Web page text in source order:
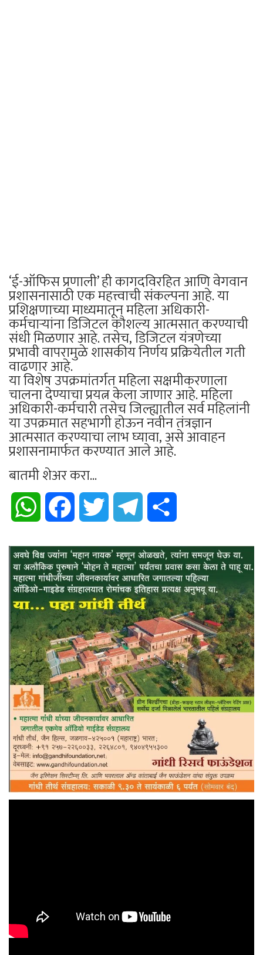
‘ई-ऑफिस प्रणाली’ ही कागदविरहित आणि वेगवान
प्रशासनासाठी एक महत्त्वाची संकल्पना आहे. या
प्रशिक्षणाच्या माध्यमातून महिला अधिकारी-
कर्मचाऱ्यांना डिजिटल कौशल्य आत्मसात करण्याची
संधी मिळणार आहे. तसेच, डिजिटल यंत्रणेच्या
प्रभावी वापरामुळे शासकीय निर्णय प्रक्रियेतील गती
वाढणार आहे.
या विशेष उपक्रमांतर्गत महिला सक्षमीकरणाला
चालना देण्याचा प्रयत्न केला जाणार आहे. महिला
अधिकारी-कर्मचारी तसेच जिल्ह्यातील सर्व महिलांनी
या उपक्रमात सहभागी होऊन नवीन तंत्रज्ञान
आत्मसात करण्याचा लाभ घ्यावा, असे आवाहन
प्रशासनामार्फत करण्यात आले आहे.
बातमी शेअर करा...
WhatsApp Facebook Twitter Telegram